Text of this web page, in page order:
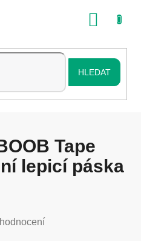
HLEDAT
Tape
lepicí páska